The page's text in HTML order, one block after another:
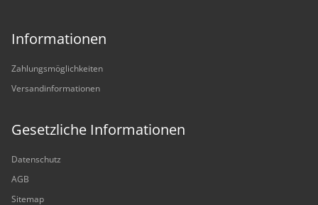
Informationen
Zahlungsmöglichkeiten
Versandinformationen
Gesetzliche Informationen
Datenschutz
AGB
Sitemap